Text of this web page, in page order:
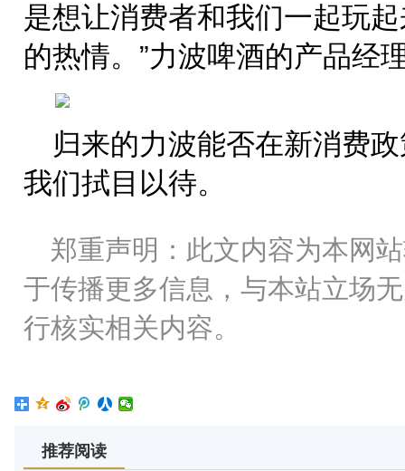
是想让消费者和我们一起玩
的热情。”力波啤酒的产品经
归来的力波能否在新消费
我们拭目以待。
郑重声明：此文内容为本网
于传播更多信息，与本站立场
行核实相关内容。
推荐阅读